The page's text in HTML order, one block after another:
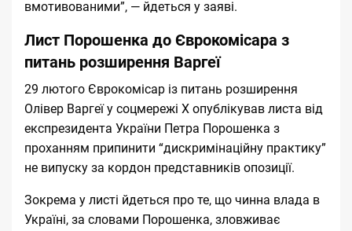
вмотивованими”, — йдеться у заяві.
Лист Порошенка до Єврокомісара з
питань розширення Варгеї
29 лютого Єврокомісар із питань розширення
Олівер Варгеї у соцмережі X опублікував листа від
експрезидента України Петра Порошенка з
проханням припинити “дискримінаційну практику”
не випуску за кордон представників опозиції.
Зокрема у листі йдеться про те, що чинна влада в
Україні, за словами Порошенка, зловживає